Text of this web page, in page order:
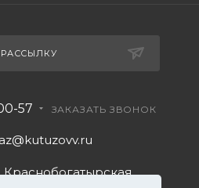
57 ЗАКАЗАТЬ ЗВОНОК
Краснобогатырская